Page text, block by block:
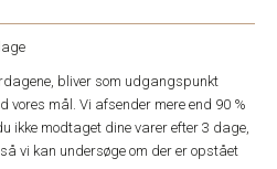
bliver som udgangspunkt
vores mål. Vi afsender mere end 90 %
ikke modtaget dine varer efter 3 dage,
vi kan undersøge om der er opstået